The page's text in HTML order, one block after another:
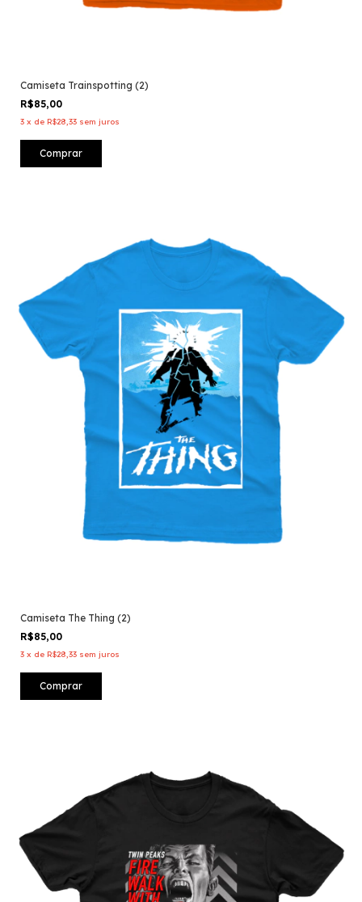
Camiseta Trainspotting (2)
R$85,00
3 x de R$28,33 sem juros
Comprar
Camiseta The Thing (2)
R$85,00
3 x de R$28,33 sem juros
Comprar